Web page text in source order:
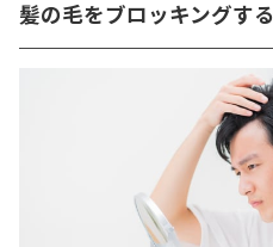
髪の毛をブロッキングする